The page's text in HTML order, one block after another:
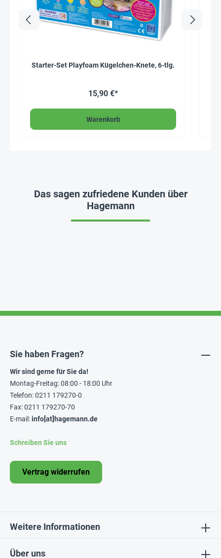
Starter-Set Playfoam Kügelchen-Knete, 6-tlg.
15,90 €*
Warenkorb
Das sagen zufriedene Kunden über
Hagemann
Über uns
Sie haben Fragen?
Wir sind gerne für Sie da!
Montag-Freitag: 08:00 - 18:00 Uhr
Telefon: 0211 179270-0
Fax: 0211 179270-70
E-mail:info[at]hagemann.de
Schreiben Sie uns
Vertrag widerrufen
Weitere Informationen